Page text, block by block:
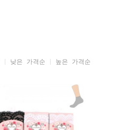
낮은 가격순 높은 가격순